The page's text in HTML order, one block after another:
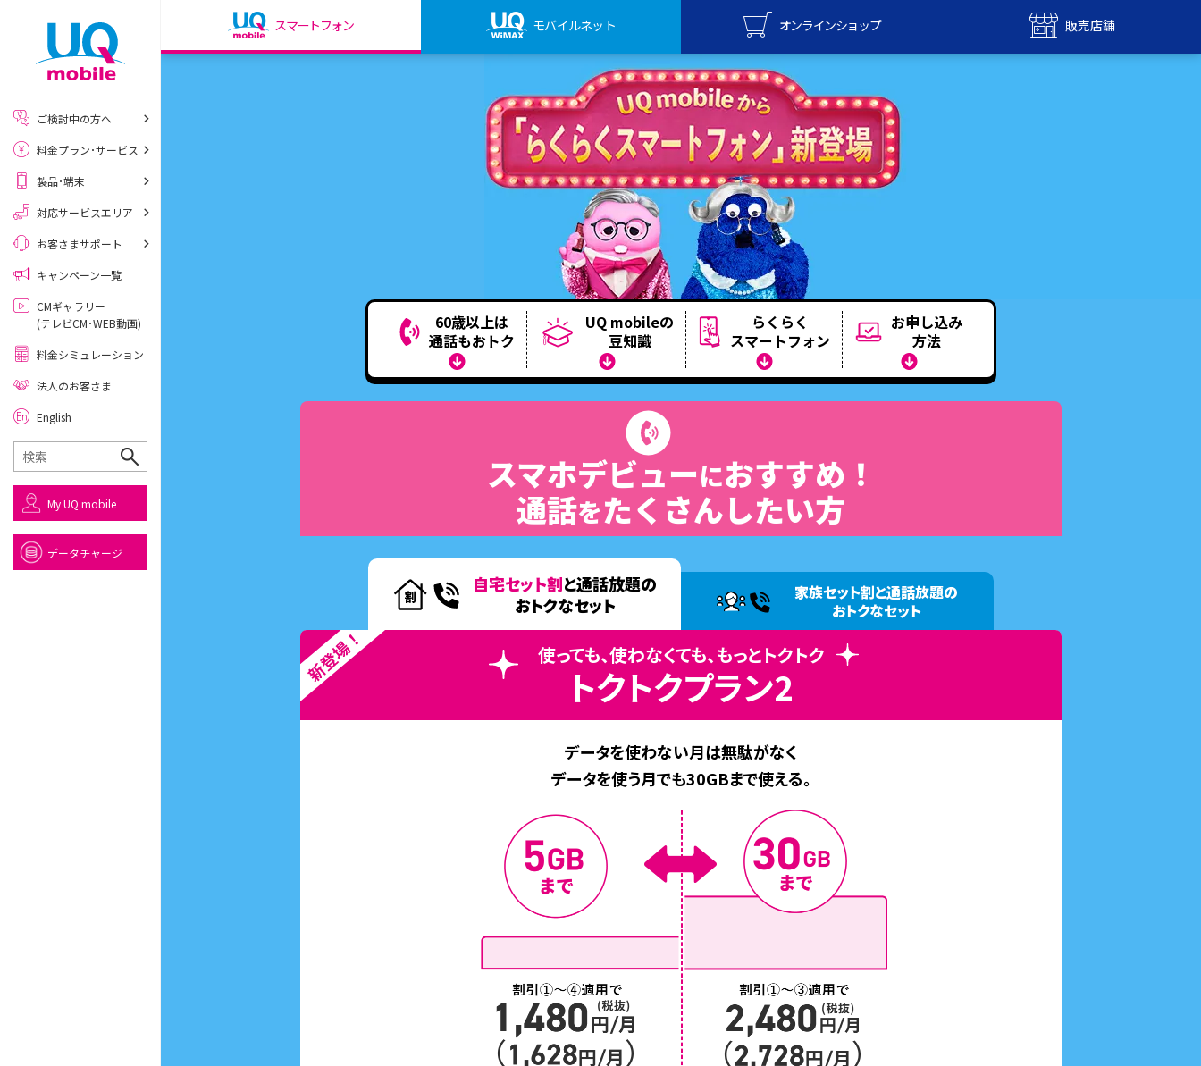
スマートフォン モバイルネット オンラインショップ 販売店舗
UQ mobile
オンラインショップ
UQ WiMAX
オンラインショップ
60歳以上は
通話もおトク
UQ mobileの
豆知識
らくらく
スマートフォン
お申し込み
方法
スマホデビューにおすすめ！
通話をたくさんしたい方
自宅セット割と通話放題の
おトクなセット
家族セット割と通話放題の
おトクなセット
使っても、使わなくても、もっとトクトク
トクトクプラン2
データを使わない月は無駄がなく
データを使う月でも30GBまで使える。
ご検討中の方へ
料金プラン･サービス
製品･端末
対応サービスエリア
お客さまサポート
キャンペーン一覧
CMギャラリー
(テレビCM･WEB動画)
料金シミュレーション
法人のお客さま
English
My UQ mobile
データチャージ